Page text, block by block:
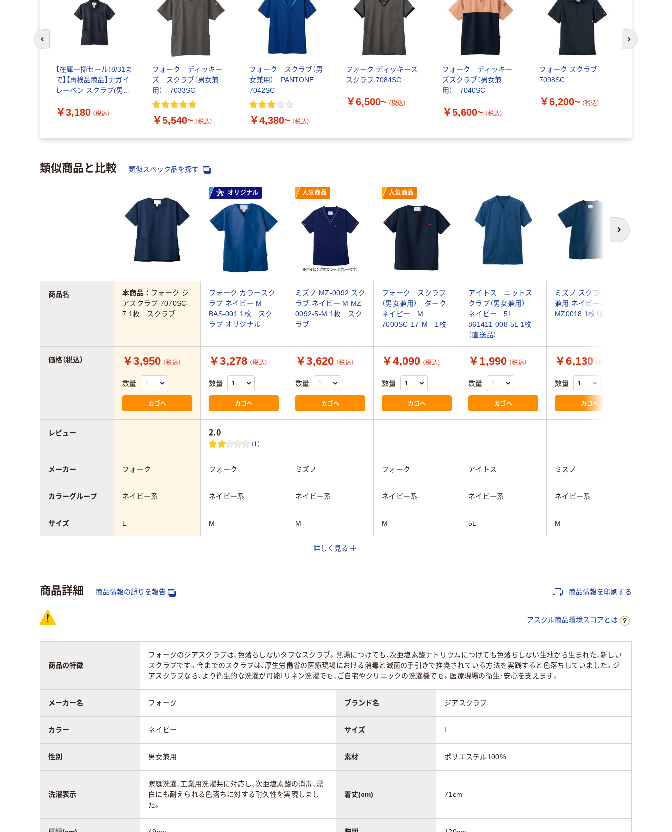
【在庫一掃セール！8/31ま
で】【再検品商品】ナガイ
レーベン スクラブ(男女
イビー L RT-5062 1枚
￥3,180 （税込）
フォーク ディッキー
ズ スクラブ（男女兼
用） 7033SC
￥5,540~ （税込）
フォーク スクラブ（男
女兼用） PANTONE
7042SC
￥4,380~ （税込）
フォーク ディッキーズ
スクラブ 7084SC
￥6,500~ （税込）
フォーク ディッキー
ズスクラブ（男女兼
用） 7040SC
￥5,600~ （税込）
フォーク スクラブ
7098SC
￥6,200~ （税込）
前のスライドへ 次のスライド
類似商品と比較 類似スペック品を探す
次へ
オリジナル 人気商品 人気商品
本商品： フォーク ジ
アスクラブ 7070SC-
7 1枚 スクラブ
フォーク カラースク
ラブ ネイビー M
BAS-001 1枚 スク
ラブ オリジナル
ミズノ MZ-0092 スク
ラブ ネイビー M MZ-
0092-5-M 1枚 スク
ラブ
フォーク スクラブ
（男女兼用） ダーク
ネイビー M
7000SC-17-M 1枚
アイトス ニットス
クラブ（男女兼用）
ネイビー 5L
861411-008-5L 1枚
（直送品）
ミズノ スクラブ 男女
兼用 ネイビー M
MZ0018 1枚（直送品）
￥3,950 （税込）
数量
カゴへ
￥3,278 （税込）
数量
カゴへ
￥3,620 （税込）
数量
カゴへ
￥4,090 （税込）
数量
カゴへ
￥1,990 （税込）
数量
カゴへ
￥6,130 （税込）
数量
カゴへ
2.0
(1)
フォーク フォーク ミズノ フォーク アイトス ミズノ
ネイビー系 ネイビー系 ネイビー系 ネイビー系 ネイビー系 ネイビー系
L M M M 5L M
ポリエステル100%
スクラブポプリン（ポ
リエステル65%、綿
35%）
ストレッチトロピカ
ル(ポリエステル
100%)
スクラブポプリン(ポ
リエステル65%･綿
35%)
ソフトトロピカル（ポ
商品名
価格（税込）
レビュー
メーカー
カラーグループ
サイズ
アスクル商品環境
スコア
詳しく見る
商品詳細 商品情報の誤りを報告 商品情報を印刷する
アスクル商品環境スコアとは
商品の特徴
フォークのジアスクラブは、色落ちしないタフなスクラブ。熱湯につけても、次亜塩素酸ナトリウムにつけても色落ちしない生地から生まれた、新しい
スクラブです。今までのスクラブは、厚生労働省の医療現場における消毒と滅菌の手引きで推奨されている方法を実践すると色落ちしていました。ジ
アスクラブなら、より衛生的な洗濯が可能！リネン洗濯でも、ご自宅やクリニックの洗濯機でも。医療現場の衛生・安心を支えます。
メーカー名 フォーク ブランド名 ジアスクラブ
カラー ネイビー サイズ L
性別 男女兼用 素材 ポリエステル100%
洗濯表示
家庭洗濯、工業用洗濯共に対応し、次亜塩素酸の消毒、漂
白にも耐えられる色落ちに対する耐久性を実現しまし
た。
着丈(cm) 71cm